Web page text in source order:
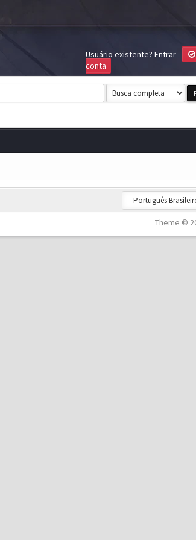
Usuário existente? Entrar
conta
Theme ©